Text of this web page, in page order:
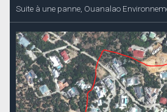
Suite à une panne, Ouanalao